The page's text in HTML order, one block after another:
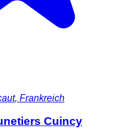
, Frankreich
Cuincy